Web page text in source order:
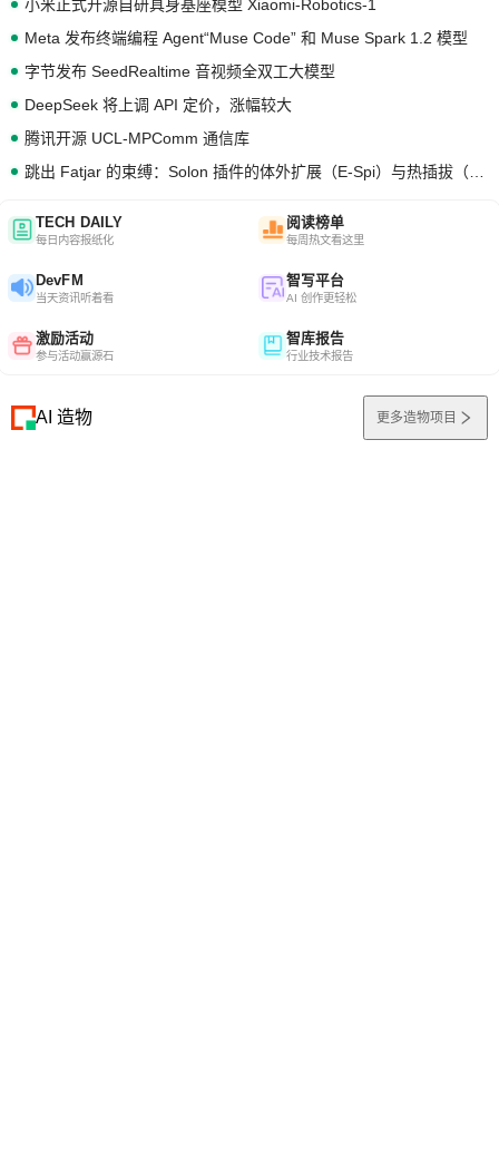
小米正式开源自研具身基座模型 Xiaomi-Robotics-1
Meta 发布终端编程 Agent“Muse Code” 和 Muse Spark 1.2 模型
字节发布 SeedRealtime 音视频全双工大模型
DeepSeek 将上调 API 定价，涨幅较大
腾讯开源 UCL-MPComm 通信库
TECH DAILY
每日内容报纸化
阅读榜单
每周热文看这里
DevFM
当天资讯听着看
智写平台
AI 创作更轻松
激励活动
参与活动赢源石
智库报告
行业技术报告
AI 造物 更多造物项目